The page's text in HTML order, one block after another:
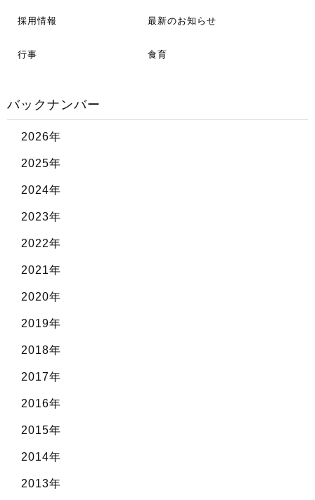
採用情報 最新のお知らせ
行事 食育
バックナンバー
2026年
2025年
2024年
2023年
2022年
2021年
2020年
2019年
2018年
2017年
2016年
2015年
2014年
2013年